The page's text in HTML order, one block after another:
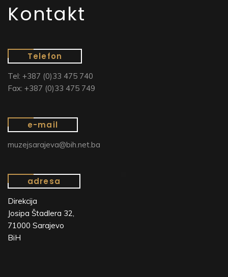
Kontakt
Telefon
Tel: +387 (0)33 475 740
Fax: +387 (0)33 475 749
e-mail
muzejsarajeva@bih.net.ba
adresa
Direkcija
Josipa Štadlera 32,
71000 Sarajevo
BiH